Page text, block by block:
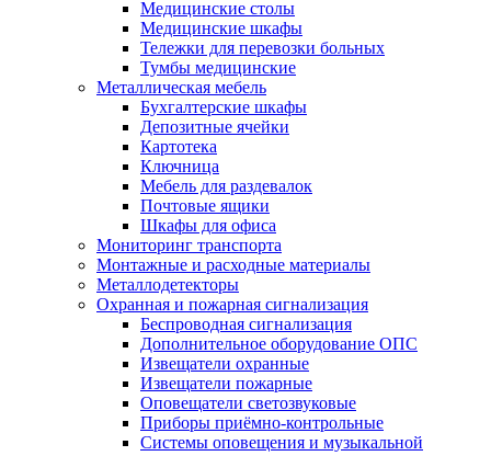
Медицинские столы
Медицинские шкафы
Тележки для перевозки больных
Тумбы медицинские
Металлическая мебель
Бухгалтерские шкафы
Депозитные ячейки
Картотека
Ключница
Мебель для раздевалок
Почтовые ящики
Шкафы для офиса
Мониторинг транспорта
Монтажные и расходные материалы
Металлодетекторы
Охранная и пожарная сигнализация
Беспроводная сигнализация
Дополнительное оборудование ОПС
Извещатели охранные
Извещатели пожарные
Оповещатели светозвуковые
Приборы приёмно-контрольные
Системы оповещения и музыкальной